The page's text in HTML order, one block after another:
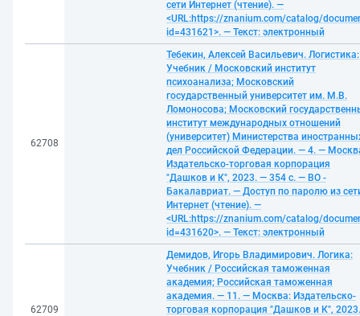
сети Интернет (чтение). —
<URL:https://znanium.com/catalog/
id=431621>. — Текст: электронный
62708
Тебекин, Алексей Васильевич. Логистика:
Учебник / Московский институт
психоанализа; Московский
государственный университет им. М.В.
Ломоносова; Московский
институт международных отношений
(университет) Министерства
дел Российской Федерации. — 4. —
Издательско-торговая корпорация
"Дашков и К", 2023. — 354 с. — ВО -
Бакалавриат. — Доступ по паролю из
Интернет (чтение). —
<URL:https://znanium.com/catalog/
id=431620>. — Текст: электронный
62709
Демидов, Игорь Владимирович. Логика:
Учебник / Российская таможенная
академия; Российская таможенная
академия. — 11. — Москва: Издательско-
торговая корпорация "Дашков и К",